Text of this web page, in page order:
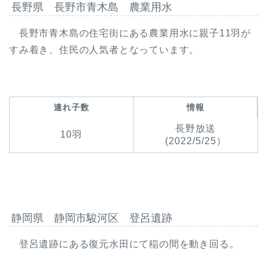
長野県 長野市青木島 農業用水
長野市青木島の住宅街にある農業用水に親子11羽が
すみ着き、住民の人気者となっています。
連れ子数 情報
10羽
長野放送
(2022/5/25）
静岡県 静岡市駿河区 登呂遺跡
登呂遺跡にある復元水田にて稲の間を動き回る。